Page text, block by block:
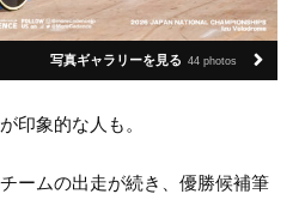
写真ギャラリーを見る 44 photos
印象的な人も。
ームの出走が続き、優勝候補筆